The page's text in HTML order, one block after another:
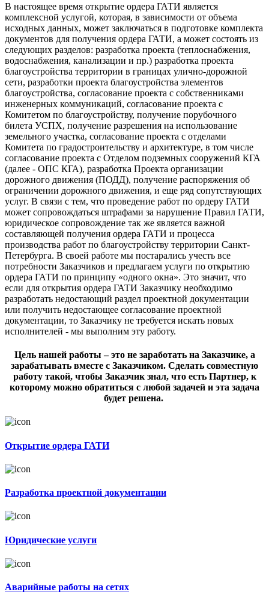
В настоящее время открытие ордера ГАТИ является
комплексной услугой, которая, в зависимости от объема
исходных данных, может заключаться в подготовке комплекта
документов для получения ордера ГАТИ, а может состоять из
следующих разделов: разработка проекта (теплоснабжения,
водоснабжения, канализации и пр.) разработка проекта
благоустройства территории в границах улично-дорожной
сети, разработки проекта благоустройства элементов
благоустройства, согласование проекта с собственниками
инженерных коммуникаций, согласование проекта с
Комитетом по благоустройству, получение порубочного
билета УСПХ, получение разрешения на использование
земельного участка, согласование проекта с отделами
Комитета по градостроительству и архитектуре, в том числе
согласование проекта с Отделом подземных сооружений КГА
(далее - ОПС КГА), разработка Проекта организации
дорожного движения (ПОДД), получение распоряжения об
ограничении дорожного движения, и еще ряд сопутствующих
услуг. В связи с тем, что проведение работ по ордеру ГАТИ
может сопровождаться штрафами за нарушение Правил ГАТИ,
юридическое сопровождение так же является важной
составляющей получения ордера ГАТИ и процесса
производства работ по благоустройству территории Санкт-
Петербурга. В своей работе мы постарались учесть все
потребности Заказчиков и предлагаем услуги по открытию
ордера ГАТИ по принципу «одного окна». Это значит, что
если для открытия ордера ГАТИ Заказчику необходимо
разработать недостающий раздел проектной документации
или получить недостающее согласование проектной
документации, то Заказчику не требуется искать новых
исполнителей - мы выполним эту работу.
Цель нашей работы – это не заработать на Заказчике, а
зарабатывать вместе с Заказчиком. Сделать совместную
работу такой, чтобы Заказчик знал, что есть Партнер, к
которому можно обратиться с любой задачей и эта задача
будет решена.
Открытие ордера ГАТИ
Разработка проектной документации
Юридические услуги
Аварийные работы на сетях